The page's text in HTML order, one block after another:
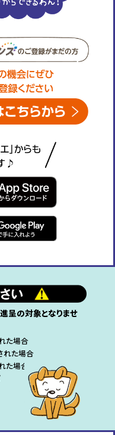
呈の対象となりませ
た場合
れた場合
場合